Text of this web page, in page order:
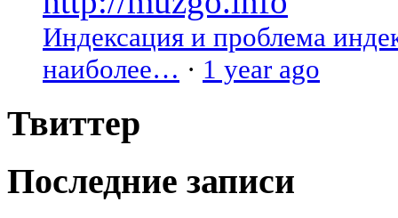
Индексация и проблема
наиболее… · 1 year ago
Твиттер
Последние записи